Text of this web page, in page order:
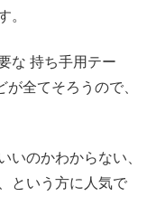
。
な 持ち手用テー
全てそろうので、
いのかわからない、
という方に人気で